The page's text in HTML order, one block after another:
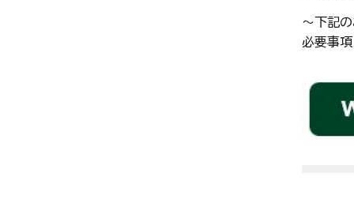
～下記
必要事